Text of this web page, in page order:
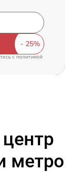
cполитикой
метро